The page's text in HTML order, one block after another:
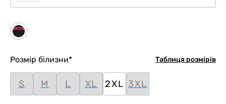
Таблиця розмірів
Розмір білизни*
S M L XL 2XL 3XL